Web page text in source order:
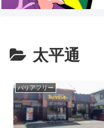
太平通
バリアフリー